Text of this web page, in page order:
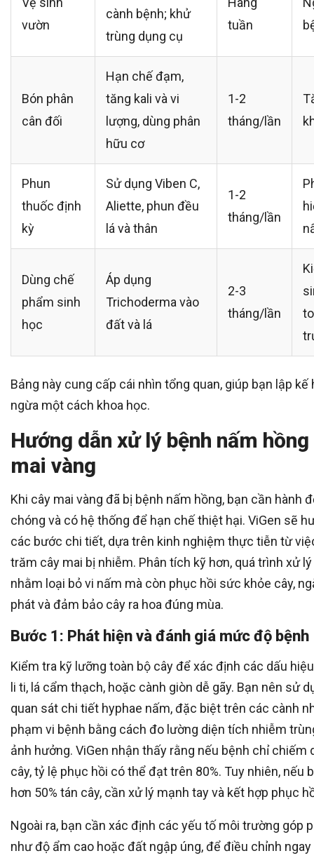
vườn
cành bệnh; khử
trùng dụng cụ
tuần
Bón phân
cân đối
Hạn chế đạm,
tăng kali và vi
lượng, dùng phân
hữu cơ
1-2
tháng/lần
Phun
thuốc định
kỳ
Sử dụng Viben C,
Aliette, phun đều
lá và thân
1-2
tháng/lần
Dùng chế
phẩm sinh
học
Áp dụng
Trichoderma vào
đất và lá
2-3
tháng/lần
Bảng này cung cấp cái nhìn tổng quan, giúp bạn lập kế
ngừa một cách khoa học.
Hướng dẫn xử lý bệnh nấm
mai vàng
Khi cây mai vàng đã bị bệnh nấm hồng, bạn cần hành
chóng và có hệ thống để hạn chế thiệt hại. ViGen sẽ
các bước chi tiết, dựa trên kinh nghiệm thực tiễn từ
trăm cây mai bị nhiễm. Phân tích kỹ hơn, quá trình xử
nhằm loại bỏ vi nấm mà còn phục hồi sức khỏe cây,
phát và đảm bảo cây ra hoa đúng mùa.
Bước 1: Phát hiện và đánh giá mức độ bệnh
Kiểm tra kỹ lưỡng toàn bộ cây để xác định các dấu
li ti, lá cẩm thạch, hoặc cành giòn dễ gãy. Bạn nên sử
quan sát chi tiết hyphae nấm, đặc biệt trên các cành
phạm vi bệnh bằng cách đo lường diện tích nhiễm
ảnh hưởng. ViGen nhận thấy rằng nếu bệnh chỉ chiếm
cây, tỷ lệ phục hồi có thể đạt trên 80%. Tuy nhiên, nếu
hơn 50% tán cây, cần xử lý mạnh tay và kết hợp phục
Ngoài ra, bạn cần xác định các yếu tố môi trường góp
như độ ẩm cao hoặc đất ngập úng, để điều chỉnh